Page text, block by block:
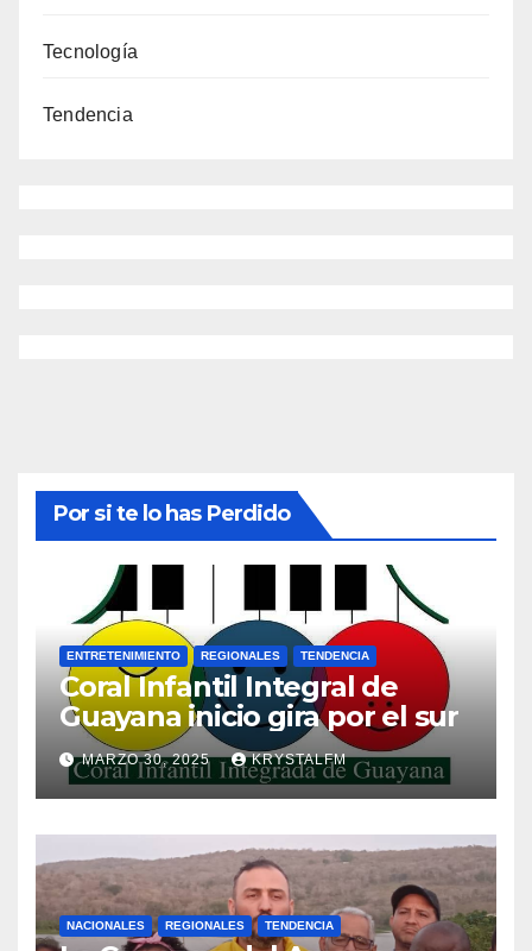
Tecnología
Tendencia
Por si te lo has Perdido
ENTRETENIMIENTO REGIONALES TENDENCIA
Coral Infantil Integral de
Guayana inicio gira por el sur
MARZO 30, 2025 KRYSTALFM
NACIONALES REGIONALES TENDENCIA